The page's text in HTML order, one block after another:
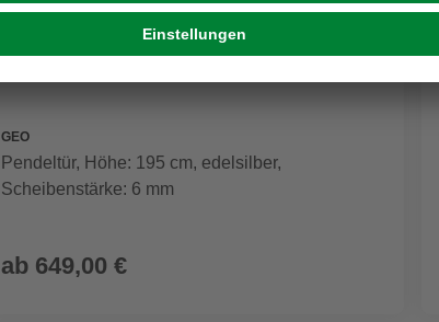
GEO
Pendeltür, Höhe: 195 cm, edelsilber,
Scheibenstärke: 6 mm
ab 649,00 €